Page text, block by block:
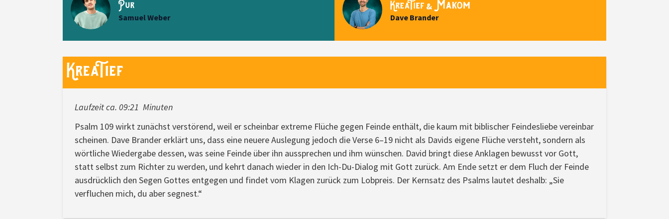
Samuel Weber
&
Dave Brander
Laufzeit ca. 09:21 Minuten
Psalm 109 wirkt zunächst verstörend, weil er scheinbar extreme Flüche gegen Feinde enthält, die kaum mit biblischer Feindesliebe vereinbar
scheinen. Dave Brander erklärt uns, dass eine neuere Auslegung jedoch die Verse 6–19 nicht als Davids eigene Flüche versteht, sondern als
wörtliche Wiedergabe dessen, was seine Feinde über ihn aussprechen und ihm wünschen. David bringt diese Anklagen bewusst vor Gott,
statt selbst zum Richter zu werden, und kehrt danach wieder in den Ich-Du-Dialog mit Gott zurück. Am Ende setzt er dem Fluch der Feinde
ausdrücklich den Segen Gottes entgegen und findet vom Klagen zurück zum Lobpreis. Der Kernsatz des Psalms lautet deshalb: „Sie
verfluchen mich, du aber segnest.“